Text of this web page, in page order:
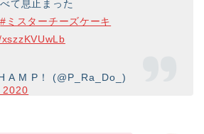
て息止まった
#ミスターチーズケーキ
A M P！ (@P_Ra_Do_)
2020